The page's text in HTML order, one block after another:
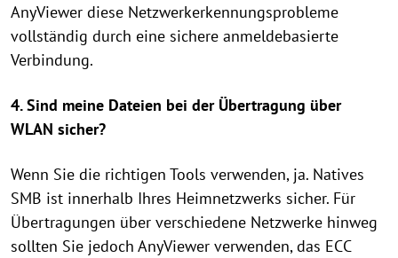
AnyViewer diese Netzwerkerkennungsprobleme
vollständig durch eine sichere anmeldebasierte
Verbindung.
4. Sind meine Dateien bei der Übertragung über
WLAN sicher?
Wenn Sie die richtigen Tools verwenden, ja. Natives
SMB ist innerhalb Ihres Heimnetzwerks sicher. Für
Übertragungen über verschiedene Netzwerke hinweg
sollten Sie jedoch AnyViewer verwenden, das ECC